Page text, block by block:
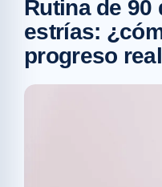
Rutina de 90
estrías:
progreso